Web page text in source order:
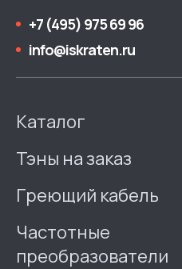
+7 (495) 975 69 96
info@iskraten.ru
Каталог
Тэны на заказ
Греющий кабель
Частотные
преобразователи